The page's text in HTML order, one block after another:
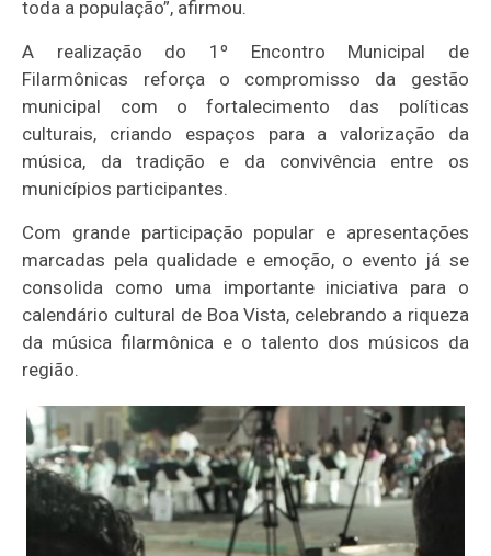
toda a população”, afirmou.
A realização do 1º Encontro Municipal de
Filarmônicas reforça o compromisso da gestão
municipal com o fortalecimento das políticas
culturais, criando espaços para a valorização da
música, da tradição e da convivência entre os
municípios participantes.
Com grande participação popular e apresentações
marcadas pela qualidade e emoção, o evento já se
consolida como uma importante iniciativa para o
calendário cultural de Boa Vista, celebrando a riqueza
da música filarmônica e o talento dos músicos da
região.